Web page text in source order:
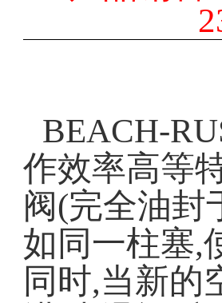
BEACH-
作效率高等
阀(完全油封
如同一柱塞,
同时,当新的